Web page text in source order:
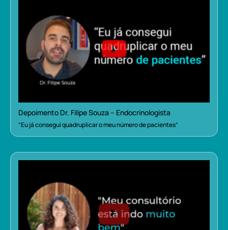
Depoimento Dr. Filipe Souza – Endocrinologista
“Eu já consegui quadruplicar o meu número de pacientes”